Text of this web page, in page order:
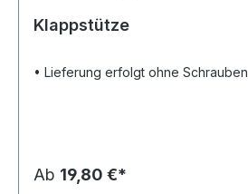
Klappstütze
• Lieferung erfolgt ohne Schrauben
Ab 19,80 €*